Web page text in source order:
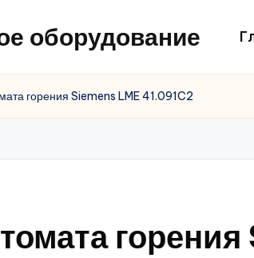
оборудование
горения Siemens LME 41.091C2